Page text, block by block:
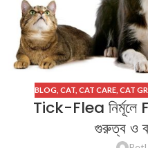
BLOG CAT CAT CARE CAT
Tick-Flea
গুরুত্ব ও